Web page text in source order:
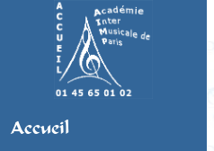
Accueil